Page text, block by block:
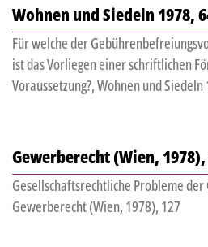
Wohnen und Siedeln 1978,
Für welche der
ist das Vorliegen einer schriftlichen
Voraussetzung?, Wohnen und Siedeln
Gewerberecht (Wien, 1978),
Gesellschaftsrechtliche Probleme der
Gewerberecht (Wien, 1978), 127